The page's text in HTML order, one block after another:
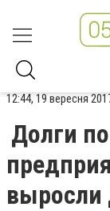
12:44, 19 вересня
Долги
выросли